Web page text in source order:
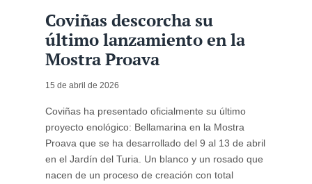
Coviñas descorcha su
último lanzamiento en la
Mostra Proava
15 de abril de 2026
Coviñas ha presentado oficialmente su último
proyecto enológico: Bellamarina en la Mostra
Proava que se ha desarrollado del 9 al 13 de abril
en el Jardín del Turia. Un blanco y un rosado que
nacen de un proceso de creación con total